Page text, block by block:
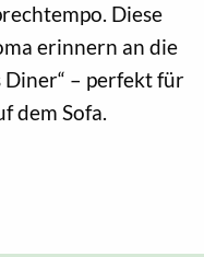
Diese
erinnern an die
Diner“ – perfekt für
dem Sofa.